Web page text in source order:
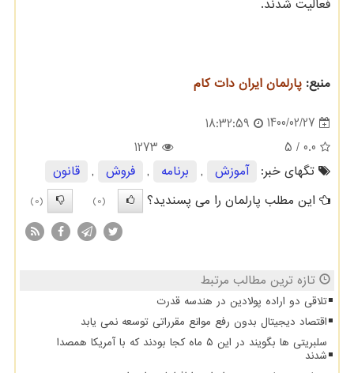
فعالیت شدند.
منبع: پارلمان ایران دات كام
1400/02/27
18:32:59
0.0
/ 5
1273
تگهای خبر:
آموزش , برنامه , فروش ,
قانون
این مطلب پارلمان را می پسندید؟
(0)
(0)
تازه ترین مطالب مرتبط
تلاقی دو اراده پولادین در هندسه قدرت
اقتصاد دیجیتال بدون رفع موانع مقرراتی توسعه نمی یابد
سلبریتی ها بگویند در این ۵ ماه کجا بودند که با آمریکا همصدا
شدند